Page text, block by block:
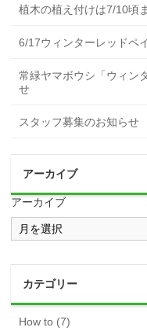
植木の植え付けは7/10頃
6/17ウィンターレッドペ
常緑ヤマボウシ「ウィン
せ
スタッフ募集のお知らせ
アーカイブ
アーカイブ
カテゴリー
How to (7)